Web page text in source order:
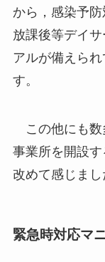
から，感染予
放課後等デイ
アルが備えら
す。
この他にも数
事業所を開設
改めて感じまし
緊急時対応マ